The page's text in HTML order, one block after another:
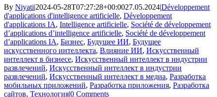
By Niyati|2024-05-28T07:27:28+00:0027.05.2024|Développement
d'applications d'intelligence artificielle, Développement
d'applications IA, Intelligence artificielle, Société de développement
d’applications d’intelligence artificielle, Société de développement
d’applications IA, Бизнес, Будущее ИИ, Будущее
искусственного интеллекта, Влияние ИИ, Искусственный
интеллект в бизнесе, Искусственный интеллект в индустрии
развлечений, Искусственный интеллект в индустрии
развлечений, Искусственный интеллект в медиа, Разработка
мобильных приложений, Разработка приложения, Разработка
сайтов, Технология|0 Comments